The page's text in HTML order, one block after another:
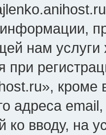
нам
при
кроме
адреса
ко вводу, на